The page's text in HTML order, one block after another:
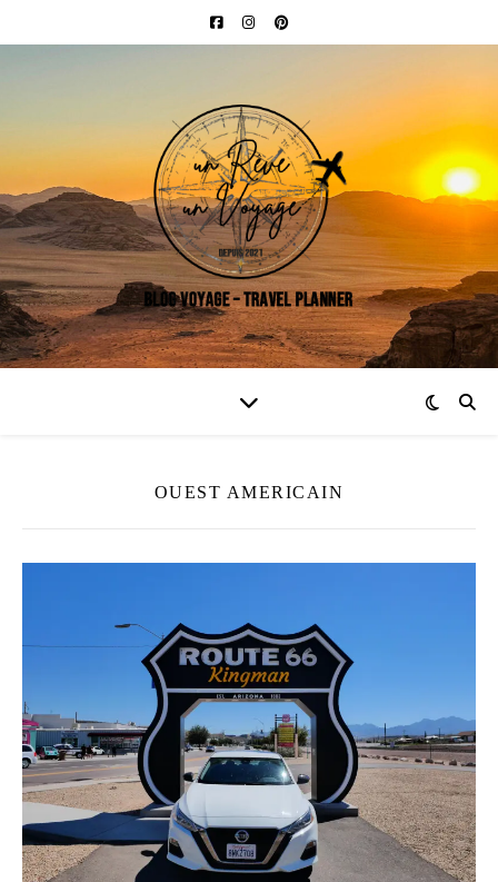
OUEST AMERICAIN